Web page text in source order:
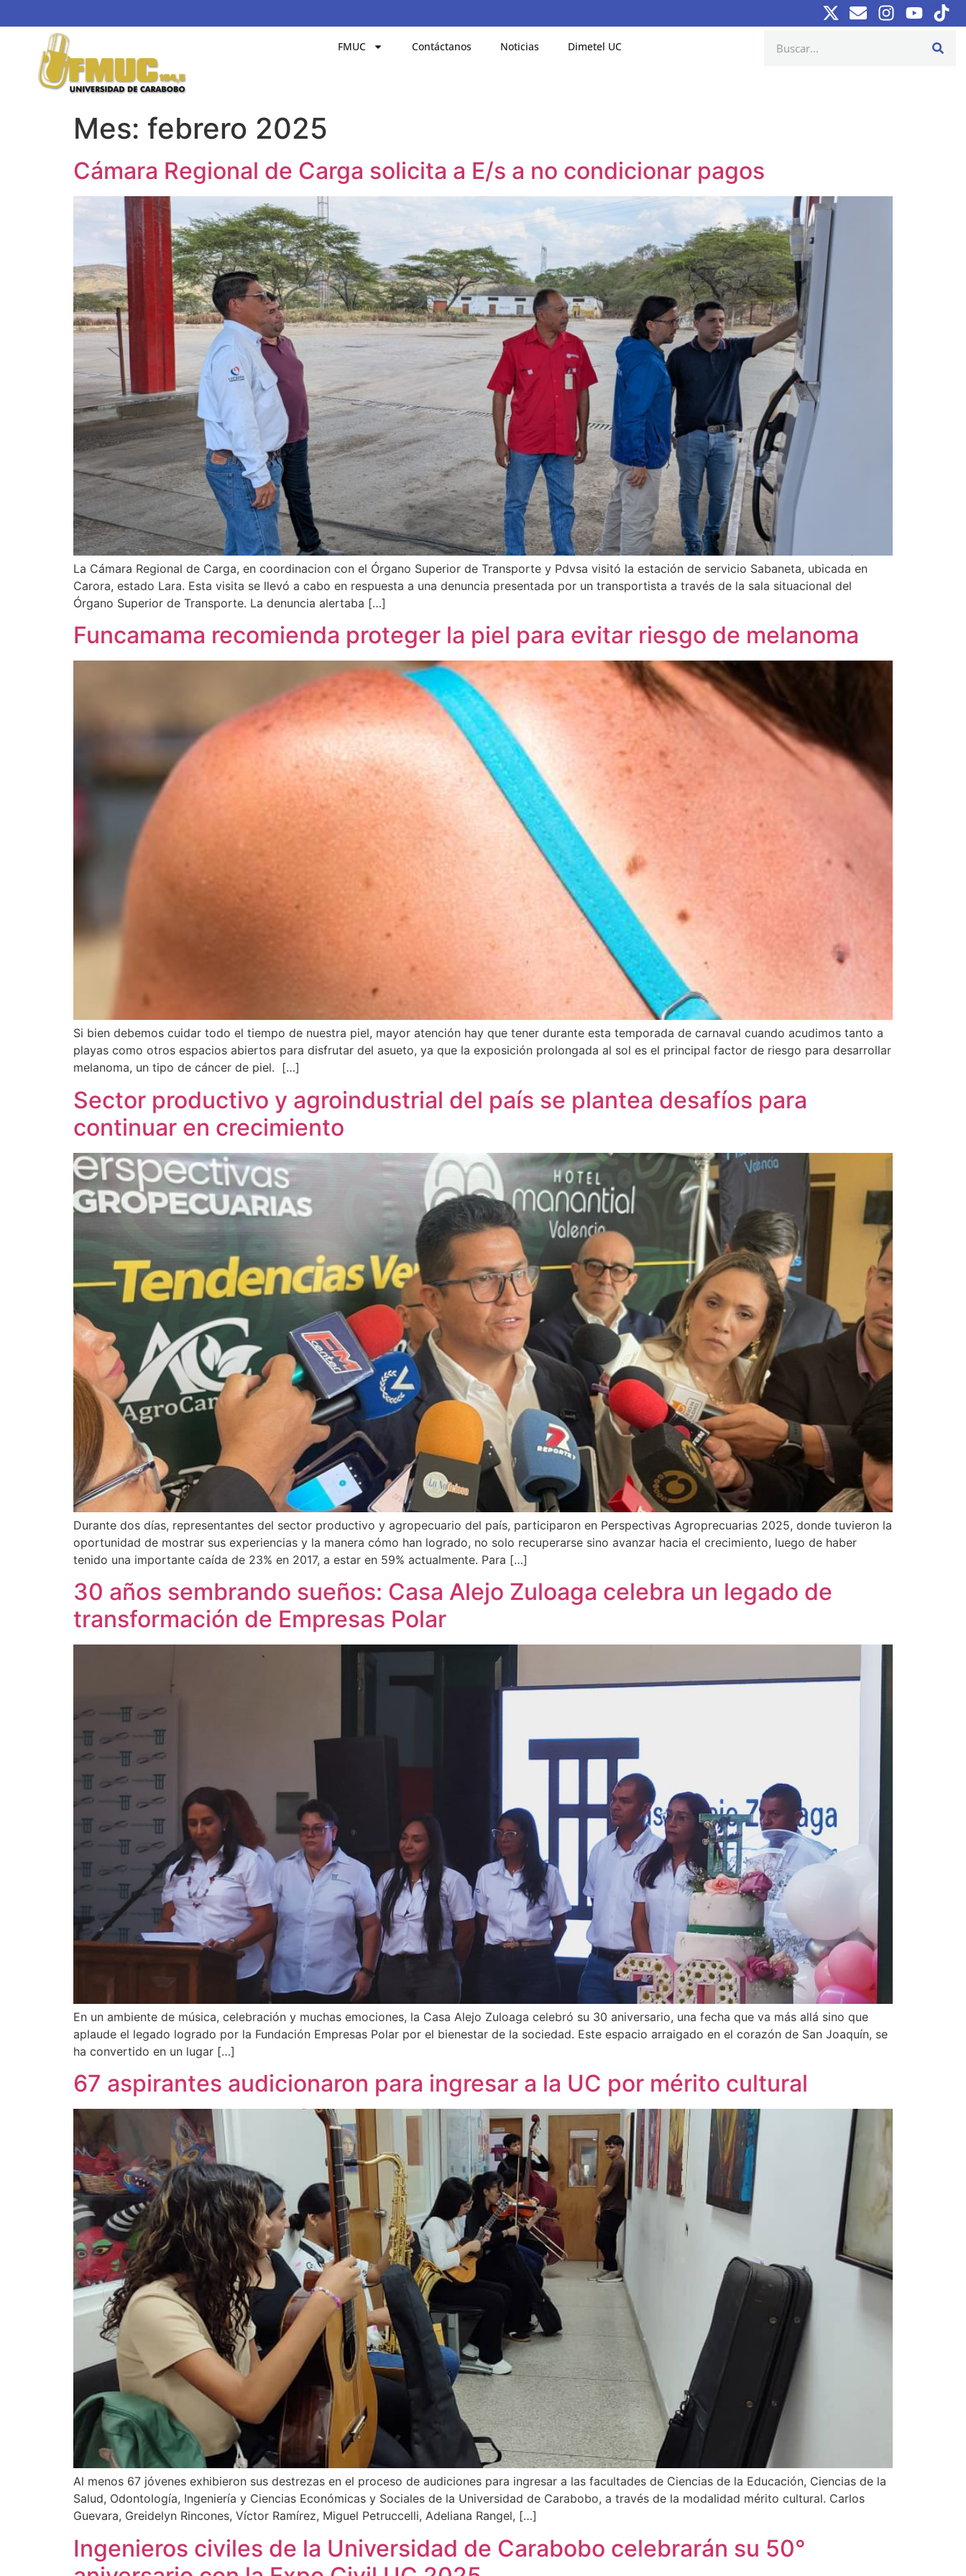
FMUC Contáctanos Noticias Dimetel UC
Mes: febrero 2025
Cámara Regional de Carga solicita a E/s a no condicionar pagos
La Cámara Regional de Carga, en coordinacion con el Órgano Superior de Transporte y Pdvsa visitó la estación de servicio Sabaneta, ubicada en
Carora, estado Lara. Esta visita se llevó a cabo en respuesta a una denuncia presentada por un transportista a través de la sala situacional del
Órgano Superior de Transporte. La denuncia alertaba […]
Funcamama recomienda proteger la piel para evitar riesgo de melanoma
Si bien debemos cuidar todo el tiempo de nuestra piel, mayor atención hay que tener durante esta temporada de carnaval cuando acudimos tanto a
playas como otros espacios abiertos para disfrutar del asueto, ya que la exposición prolongada al sol es el principal factor de riesgo para desarrollar
melanoma, un tipo de cáncer de piel. […]
Sector productivo y agroindustrial del país se plantea desafíos para
continuar en crecimiento
Durante dos días, representantes del sector productivo y agropecuario del país, participaron en Perspectivas Agroprecuarias 2025, donde tuvieron la
oportunidad de mostrar sus experiencias y la manera cómo han logrado, no solo recuperarse sino avanzar hacia el crecimiento, luego de haber
tenido una importante caída de 23% en 2017, a estar en 59% actualmente. Para […]
30 años sembrando sueños: Casa Alejo Zuloaga celebra un legado de
transformación de Empresas Polar
En un ambiente de música, celebración y muchas emociones, la Casa Alejo Zuloaga celebró su 30 aniversario, una fecha que va más allá sino que
aplaude el legado logrado por la Fundación Empresas Polar por el bienestar de la sociedad. Este espacio arraigado en el corazón de San Joaquín, se
ha convertido en un lugar […]
67 aspirantes audicionaron para ingresar a la UC por mérito cultural
Al menos 67 jóvenes exhibieron sus destrezas en el proceso de audiciones para ingresar a las facultades de Ciencias de la Educación, Ciencias de la
Salud, Odontología, Ingeniería y Ciencias Económicas y Sociales de la Universidad de Carabobo, a través de la modalidad mérito cultural. Carlos
Guevara, Greidelyn Rincones, Víctor Ramírez, Miguel Petruccelli, Adeliana Rangel, […]
Ingenieros civiles de la Universidad de Carabobo celebrarán su 50°